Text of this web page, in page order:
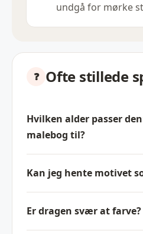
undgå for mørke
Ofte stillede
Hvilken alder passer
malebog til?
Kan jeg hente motivet
Er dragen svær at farve?